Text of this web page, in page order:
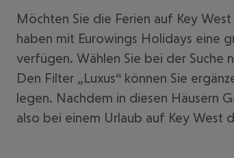
Möchten Sie die Ferien auf Key
haben mit Eurowings Holidays eine
verfügen. Wählen Sie bei der Suche
Den Filter „Luxus“ können Sie
legen. Nachdem in diesen Häusern
also bei einem Urlaub auf Key West